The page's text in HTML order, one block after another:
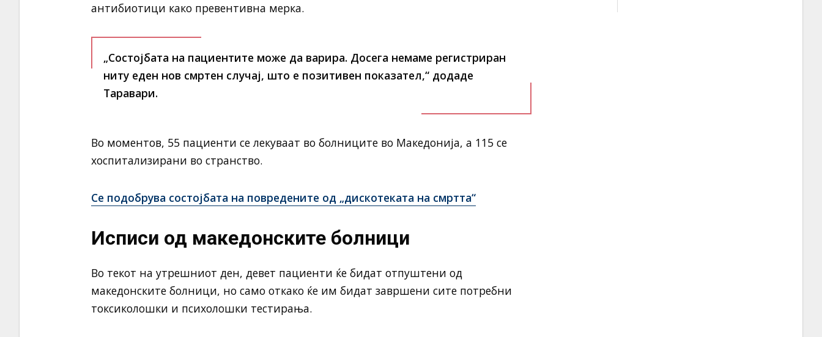
антибиотици како превентивна мерка.
„Состојбата на пациентите може да варира. Досега немаме регистриран
ниту еден нов смртен случај, што е позитивен показател,“ додаде
Таравари.
Во моментов, 55 пациенти се лекуваат во болниците во Македонија, а 115 се
хоспитализирани во странство.
Се подобрува состојбата на повредените од „дискотеката на смртта“
Исписи од македонските болници
Во текот на утрешниот ден, девет пациенти ќе бидат отпуштени од
македонските болници, но само откако ќе им бидат завршени сите потребни
токсиколошки и психолошки тестирања.